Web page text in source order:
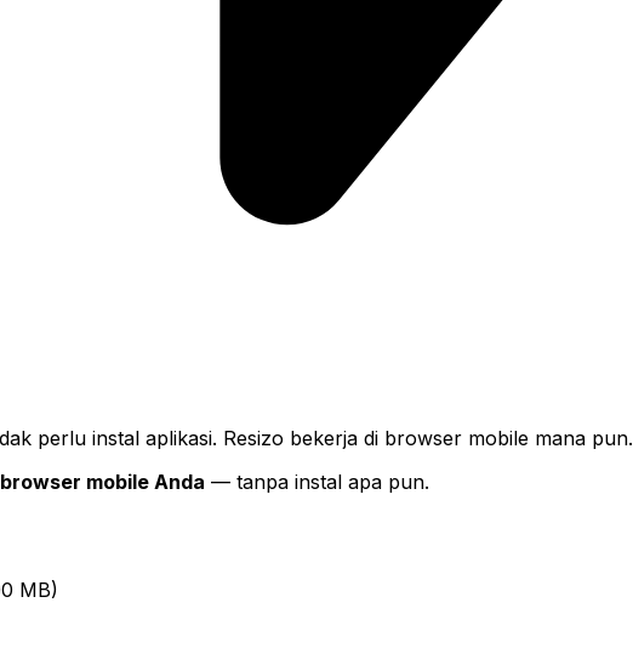
perlu instal aplikasi. Resizo bekerja di browser mobile mana pun.
mobile Anda — tanpa instal apa pun.
MB)